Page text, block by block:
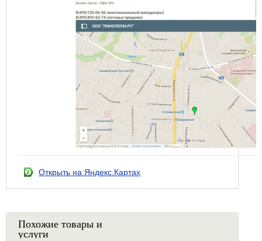
Открыть на Яндекс.Картах
Похожие товары и
услуги